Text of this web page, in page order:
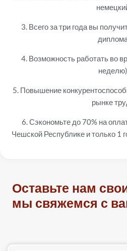
3. Всего за три года вы
4. Возможность работать во
неделю)
5. Повышение
рынке
6. Сэкономьте до 70% на
Чешской Республике и только
Оставьте нам
мы свяжемся с